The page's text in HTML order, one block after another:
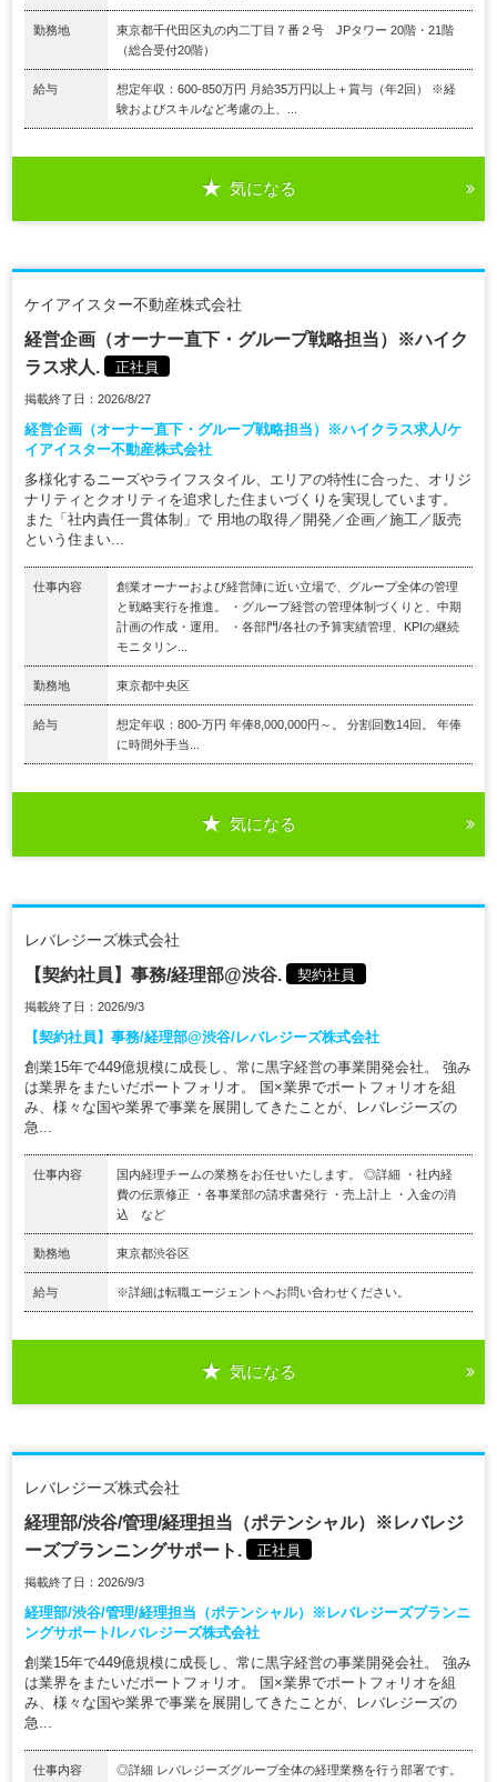
勤務地
東京都千代田区丸の内二丁目７番２号 JPタワー 20階・21階
（総合受付20階）
給与
想定年収：600-850万円 月給35万円以上＋賞与（年2回） ※経
験およびスキルなど考慮の上、...
気になる
ケイアイスター不動産株式会社
経営企画（オーナー直下・グループ戦略担当）※ハイク
ラス求人.
正社員
掲載終了日：2026/8/27
経営企画（オーナー直下・グループ戦略担当）※ハイクラス求人/ケ
イアイスター不動産株式会社
多様化するニーズやライフスタイル、エリアの特性に合った、オリジ
ナリティとクオリティを追求した住まいづくりを実現しています。
また「社内責任一貫体制」で 用地の取得／開発／企画／施工／販売
という住まい...
仕事内容
創業オーナーおよび経営陣に近い立場で、グループ全体の管理
と戦略実行を推進。 ・グループ経営の管理体制づくりと、中期
計画の作成・運用。 ・各部門/各社の予算実績管理、KPIの継続
モニタリン...
勤務地 東京都中央区
給与
想定年収：800-万円 年俸8,000,000円～。 分割回数14回。 年俸
に時間外手当...
気になる
レバレジーズ株式会社
【契約社員】事務/経理部@渋谷. 契約社員
掲載終了日：2026/9/3
【契約社員】事務/経理部@渋谷/レバレジーズ株式会社
創業15年で449億規模に成長し、常に黒字経営の事業開発会社。 強み
は業界をまたいだポートフォリオ。 国×業界でポートフォリオを組
み、様々な国や業界で事業を展開してきたことが、レバレジーズの
急...
仕事内容
国内経理チームの業務をお任せいたします。 ◎詳細 ・社内経
費の伝票修正 ・各事業部の請求書発行 ・売上計上 ・入金の消
込 など
勤務地 東京都渋谷区
給与 ※詳細は転職エージェントへお問い合わせください。
気になる
レバレジーズ株式会社
経理部/渋谷/管理/経理担当（ポテンシャル）※レバレジ
ーズプランニングサポート.
正社員
掲載終了日：2026/9/3
経理部/渋谷/管理/経理担当（ポテンシャル）※レバレジーズプランニ
ングサポート/レバレジーズ株式会社
創業15年で449億規模に成長し、常に黒字経営の事業開発会社。 強み
は業界をまたいだポートフォリオ。 国×業界でポートフォリオを組
み、様々な国や業界で事業を展開してきたことが、レバレジーズの
急...
仕事内容 ◎詳細 レバレジーズグループ全体の経理業務を行う部署です。